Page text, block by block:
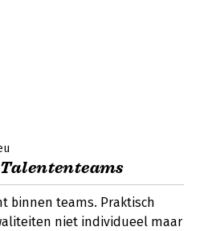
binnen teams. Praktisch
niet individueel maar